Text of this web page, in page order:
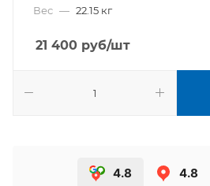
Вес — 22.15 кг
21 400 руб/шт
4.8 4.8